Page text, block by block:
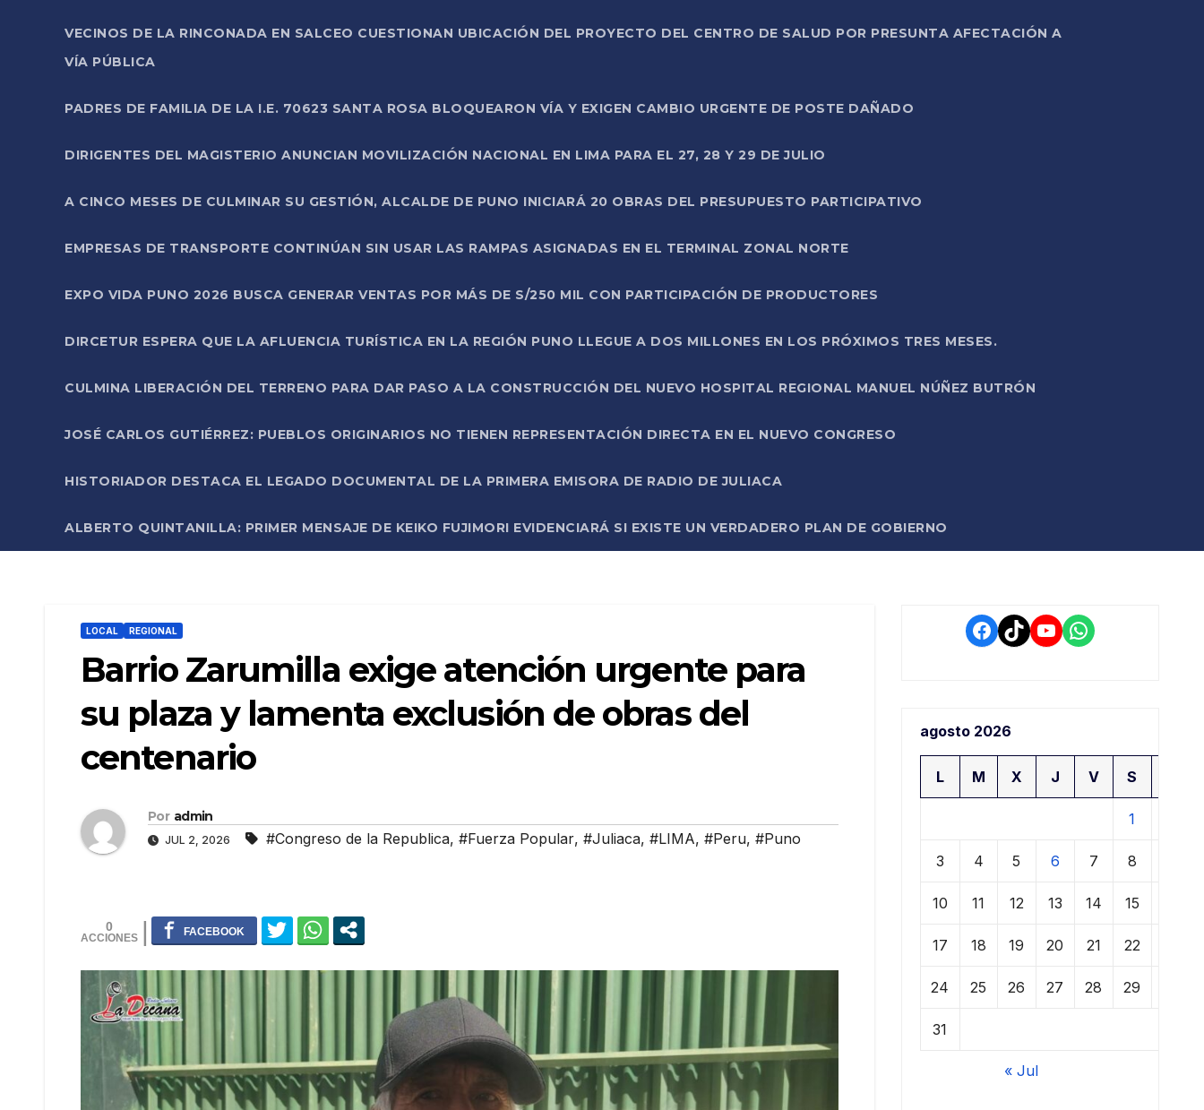
VECINOS DE LA RINCONADA EN SALCEO CUESTIONAN UBICACIÓN DEL PROYECTO DEL CENTRO DE SALUD POR PRESUNTA AFECTACIÓN A
VÍA PÚBLICA
PADRES DE FAMILIA DE LA I.E. 70623 SANTA ROSA BLOQUEARON VÍA Y EXIGEN CAMBIO URGENTE DE POSTE DAÑADO
DIRIGENTES DEL MAGISTERIO ANUNCIAN MOVILIZACIÓN NACIONAL EN LIMA PARA EL 27, 28 Y 29 DE JULIO
A CINCO MESES DE CULMINAR SU GESTIÓN, ALCALDE DE PUNO INICIARÁ 20 OBRAS DEL PRESUPUESTO PARTICIPATIVO
EMPRESAS DE TRANSPORTE CONTINÚAN SIN USAR LAS RAMPAS ASIGNADAS EN EL TERMINAL ZONAL NORTE
EXPO VIDA PUNO 2026 BUSCA GENERAR VENTAS POR MÁS DE S/250 MIL CON PARTICIPACIÓN DE PRODUCTORES
DIRCETUR ESPERA QUE LA AFLUENCIA TURÍSTICA EN LA REGIÓN PUNO LLEGUE A DOS MILLONES EN LOS PRÓXIMOS TRES MESES.
CULMINA LIBERACIÓN DEL TERRENO PARA DAR PASO A LA CONSTRUCCIÓN DEL NUEVO HOSPITAL REGIONAL MANUEL NÚÑEZ BUTRÓN
JOSÉ CARLOS GUTIÉRREZ: PUEBLOS ORIGINARIOS NO TIENEN REPRESENTACIÓN DIRECTA EN EL NUEVO CONGRESO
HISTORIADOR DESTACA EL LEGADO DOCUMENTAL DE LA PRIMERA EMISORA DE RADIO DE JULIACA
ALBERTO QUINTANILLA: PRIMER MENSAJE DE KEIKO FUJIMORI EVIDENCIARÁ SI EXISTE UN VERDADERO PLAN DE GOBIERNO
LOCAL REGIONAL
Barrio Zarumilla exige atención urgente para
su plaza y lamenta exclusión de obras del
centenario
Por admin
JUL 2, 2026 #Congreso de la Republica, #Fuerza Popular, #Juliaca, #LIMA, #Peru, #Puno
0
Facebook
TikTokYouTube
WhatsApp
agosto 2026
L M X J V S
1
3 4 5 6 7 8
10 11 12 13 14 15
17 18 19 20 21 22
24 25 26 27 28 29
31
« Jul